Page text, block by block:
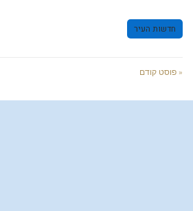
חדשות העיר
« פוסט קודם